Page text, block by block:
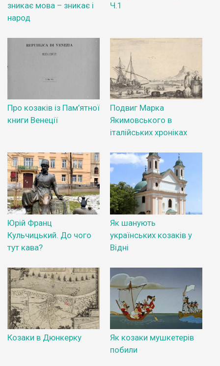
зникає мова – зникає і
народ
Ч.1
Про козаків із Пам’ятної
книги Венеції
Подвиг Марка
Якимовського в
італійських хроніках
Юрій Франц
Кульчицький. До чого
тут кава?
Як шанують
українських козаків у
Відні
Козаки в Дюнкерку
Як козаки мушкетерів
побили